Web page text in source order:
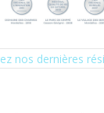
nos dernières